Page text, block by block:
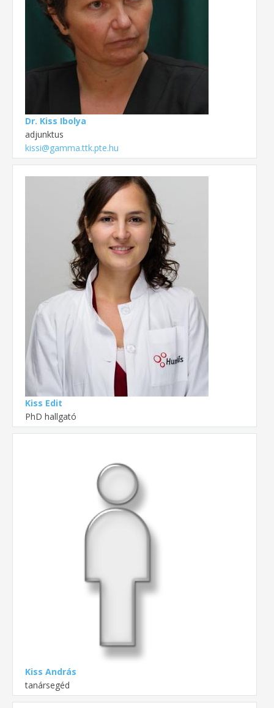
Dr. Kiss Ibolya
adjunktus
kissi@gamma.ttk.pte.hu
Kiss Edit
PhD hallgató
Kiss András
tanársegéd